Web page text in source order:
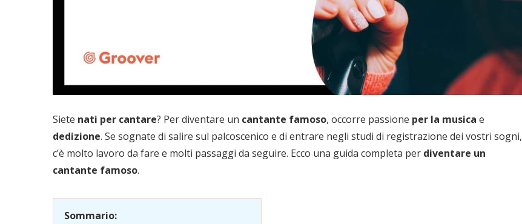
Siete nati per cantare? Per diventare un cantante famoso, occorre passione per la musica e
dedizione. Se sognate di salire sul palcoscenico e di entrare negli studi di registrazione dei vostri sogni,
c’è molto lavoro da fare e molti passaggi da seguire. Ecco una guida completa per diventare un
cantante famoso.
Sommario: